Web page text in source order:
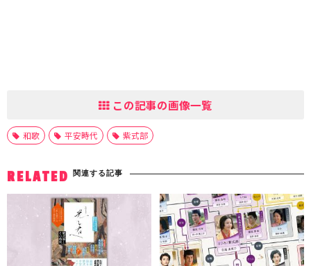
この記事の画像一覧
和歌 平安時代 紫式部
RELATED 関連する記事